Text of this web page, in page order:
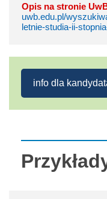
Opis na stronie
uwb.edu.pl/
letnie-studia-ii-
info dla